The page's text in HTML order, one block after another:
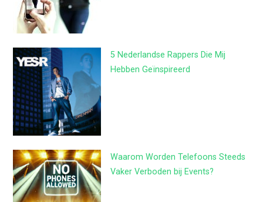
5 Nederlandse Rappers Die Mij
Hebben Geïnspireerd
Waarom Worden Telefoons Steeds
Vaker Verboden bij Events?